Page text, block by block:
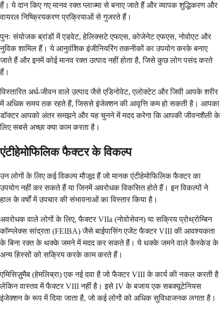
हैं। ये दान किए गए मानव रक्त प्लाज्मा से बनाए जाते हैं और व्यापक शुद्धिकरण और
वायरल निष्क्रियकरण प्रक्रियाओं से गुजरते हैं।
पुनः संयोजक ब्रांडों में एडवेट, हेलिक्सटे एफएस, कोजेनेट एफएस, नोवोएट और
नुविक शामिल हैं। ये आनुवंशिक इंजीनियरिंग तकनीकों का उपयोग करके बनाए
जाते हैं और इनमें कोई मानव रक्त उत्पाद नहीं होता है, जिसे कुछ लोग पसंद करते
हैं।
विस्तारित अर्ध-जीवन वाले उत्पाद जैसे एडिनोवेट, एलोक्टेट और जिवी आपके शरीर
में अधिक समय तक रहते हैं, जिससे इंजेक्शन की आवृत्ति कम हो सकती है। आपका
डॉक्टर आपको अंतर समझने और यह चुनने में मदद करेगा कि आपकी जीवनशैली के
लिए सबसे अच्छा क्या काम करता है।
एंटीहेमोफिलिक फैक्टर के विकल्प
उन लोगों के लिए कई विकल्प मौजूद हैं जो मानक एंटीहेमोफिलिक फैक्टर का
उपयोग नहीं कर सकते हैं या जिनमें अवरोधक विकसित होते हैं। इन विकल्पों ने
हाल के वर्षों में उपचार की संभावनाओं का विस्तार किया है।
अवरोधक वाले लोगों के लिए, फैक्टर VIIa (नोवोसेवन) या सक्रिय प्रोथ्रोम्बिन
कॉम्प्लेक्स सांद्रता (FEIBA) जैसे बाईपासिंग एजेंट फैक्टर VIII की आवश्यकता
के बिना रक्त के थक्के जमने में मदद कर सकते हैं। ये थक्के जमने वाले कैस्केड के
अन्य हिस्सों को सक्रिय करके काम करते हैं।
एमिसिज़ुमैब (हेमलिब्रा) एक नई दवा है जो फैक्टर VIII के कार्य की नकल करती है
लेकिन वास्तव में फैक्टर VIII नहीं है। इसे IV के बजाय एक सबक्यूटेनियस
इंजेक्शन के रूप में दिया जाता है, जो कई लोगों को अधिक सुविधाजनक लगता है।